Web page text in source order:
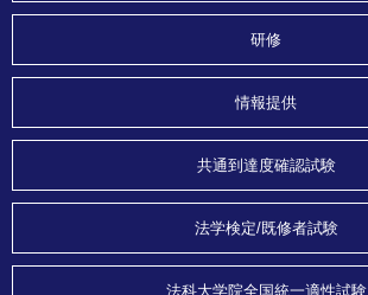
研修
情報提供
共通到達度確認試験
法学検定/既修者試験
法科大学院全国統一適性試験